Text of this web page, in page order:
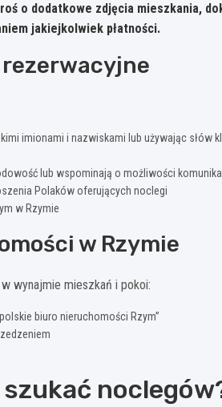
o dodatkowe zdjęcia mieszkania,
jakiejkolwiek płatności.
imionami i nazwiskami lub używając słów
lub wspominają o możliwości
Polaków oferujących noclegi
w Rzymie
w Rzymie
wynajmie mieszkań i pokoi:
biuro nieruchomości Rzym”